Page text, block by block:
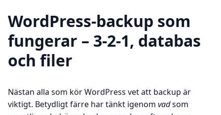
WordPress-backup som
fungerar – 3-2-1, databas
och filer
Nästan alla som kör WordPress vet att backup är
viktigt. Betydligt färre har tänkt igenom vadsom